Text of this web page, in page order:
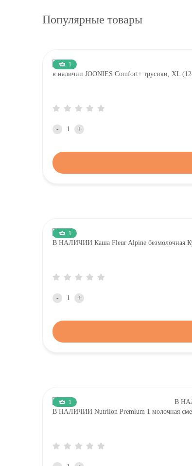
Популярные товары
1
в наличии JOONIES Comfort+ трусики, XL
- +
1
В НАЛИЧИИ Каша Fleur Alpine безмолочная
- +
1
В НАЛИЧИИ Nutrilon Premium 1 молочная